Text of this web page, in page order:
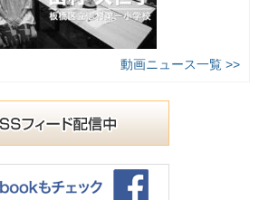
動画ニュース一覧 >>